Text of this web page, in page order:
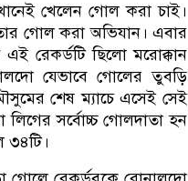
খেলেন গোল করা চাই।
গোল করা অভিযান। এবার
রেকর্ডটি ছিলো মরোক্কান
যেভাবে গোলের তুবড়ি
শেষ ম্যাচে এসেই সেই
সর্বোচ্চ গোলদাতা হন